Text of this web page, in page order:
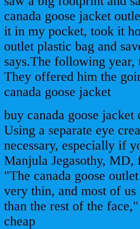
canada goose jacket
it in my pocket, took it
outlet plastic bag and
says.The following year,
They offered him the
canada goose jacket
buy canada goose jacket
Using a separate eye
necessary, especially if
Manjula Jegasothy,
"The canada goose
very thin, and most of us
than the rest of the
cheap